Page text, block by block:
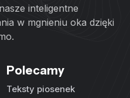
inteligentne
w mgnieniu oka dzięki
Polecamy
Teksty piosenek